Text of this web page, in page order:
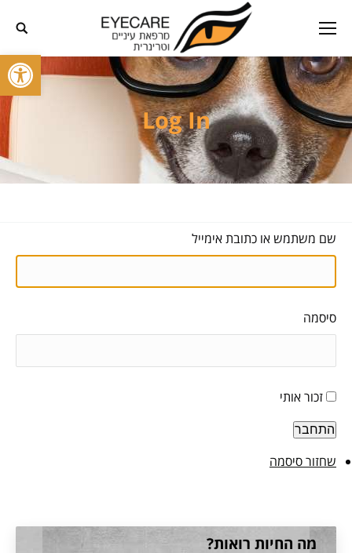
פתח
Log In
שם משתמש או כתובת אימייל
סיסמה
זכור אותי
התחבר
שחזור סיסמה
מה החיות רואות?